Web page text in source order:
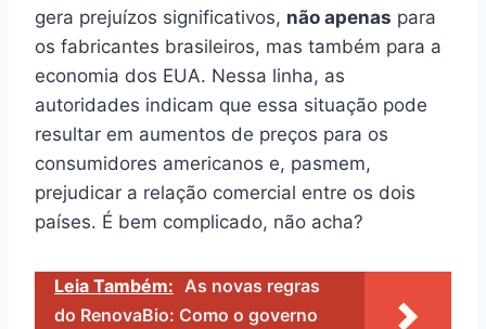
gera prejuízos significativos, não apenas para
os fabricantes brasileiros, mas também para a
economia dos EUA. Nessa linha, as
autoridades indicam que essa situação pode
resultar em aumentos de preços para os
consumidores americanos e, pasmem,
prejudicar a relação comercial entre os dois
países. É bem complicado, não acha?
Leia Também: As novas regras
do RenovaBio: Como o governo